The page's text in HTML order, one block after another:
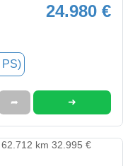
24.980 €
PS)
➦ ➜